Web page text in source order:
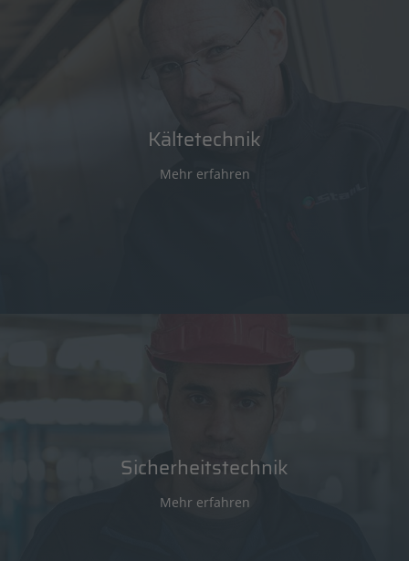
Kältetechnik
Mehr erfahren
Sicherheitstechnik
Mehr erfahren